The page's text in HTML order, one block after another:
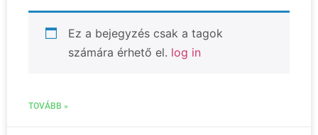
Ez a bejegyzés csak a tagok
számára érhető el. log in
TOVÁBB »